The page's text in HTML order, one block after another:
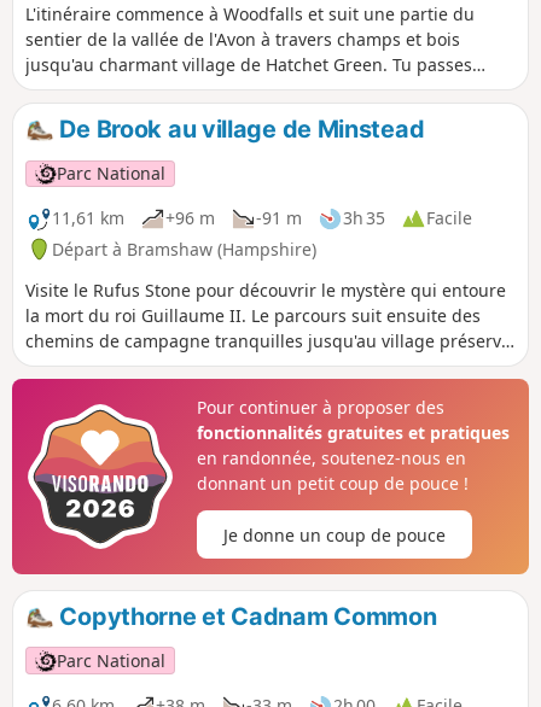
L'itinéraire commence à Woodfalls et suit une partie du
sentier de la vallée de l'Avon à travers champs et bois
jusqu'au charmant village de Hatchet Green. Tu passes
ensuite devant Hale House et l'église St Mary's avant de
longer la paisible rivière Avon. À Woodgreen, tu peux
explorer une communauté rurale avec une forte identité
villageoise. La promenade revient par des sentiers
ombragés et des bois jusqu'à Hatchett Green, puis à
Woodfalls.
De Brook au village de Minstead
Parc National
11,61 km
+96 m -91 m 3h 35
Facile
Départ à Bramshaw (Hampshire)
Visite le Rufus Stone pour découvrir le mystère qui entoure
la mort du roi Guillaume II. Le parcours suit ensuite des
chemins de campagne tranquilles jusqu'au village préservé
de Minstead, où le célèbre écrivain policier et spirite Sir
All Saints. Retourne à Canterton et Brook par des chemins
sinueux et des champs.
Pour continuer à proposer des
fonctionnalités gratuites et pratiques
en randonnée, soutenez-nous en
donnant un petit coup de pouce !
Je donne un coup de pouce
Copythorne et Cadnam Common
Parc National